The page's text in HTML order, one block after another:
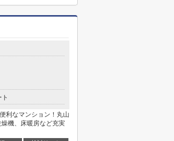
利なマンション！丸山
機、床暖房など充実